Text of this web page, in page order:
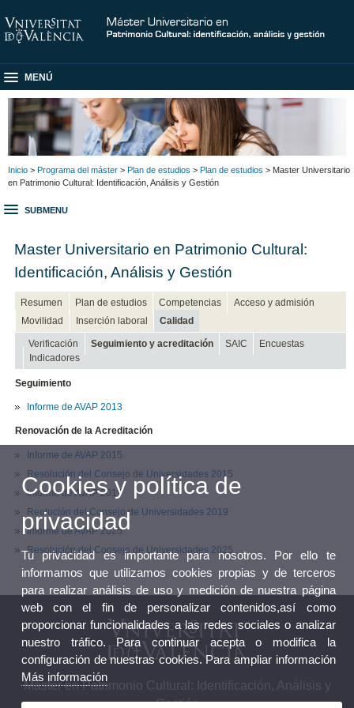
MENÚ
Inicio > Programa del máster > Plan de estudios > Plan de estudios > Master Universitario
en Patrimonio Cultural: Identificación, Análisis y Gestión
SUBMENU
Master Universitario en Patrimonio Cultural:
Identificación, Análisis y Gestión
Resumen Plan de estudios Competencias
Acceso y admisión
Movilidad
Inserción laboral Calidad
Verificación Seguimiento y acreditación SAIC
Encuestas
Indicadores
Seguimiento
Informe de AVAP 2013
Renovación de la Acreditación
Informe de AVAP 2015
Resolución del Consejo de Universidades 2015
Informe de AVAP 2019
Reolución del Consejo de Universidades 2019
Informe de AVAP 2025
Resolución del Consejo de Universidades 2025
Máster en Patrimonio Cultural: Identificación, Análisis y
Gestión
Cookies y política de
privacidad
Tu privacidad es importante para nosotros. Por ello te
informamos que utilizamos cookies propias y de terceros
para realizar análisis de uso y medición de nuestra página
web con el fin de personalizar contenidos,así como
proporcionar funcionalidades a las redes sociales o analizar
nuestro tráfico. Para continuar acepta o modifica la
configuración de nuestras cookies. Para ampliar información
Más información